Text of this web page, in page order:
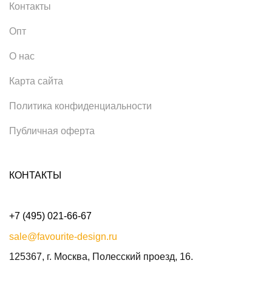
Контакты
Опт
О нас
Карта сайта
Политика конфиденциальности
Публичная оферта
КОНТАКТЫ
+7 (495) 021-66-67
sale@favourite-design.ru
125367, г. Москва, Полесский проезд, 16.